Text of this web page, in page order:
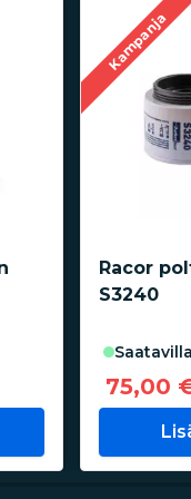
Kampanja
Racor
S3240
saatavilla
75,00